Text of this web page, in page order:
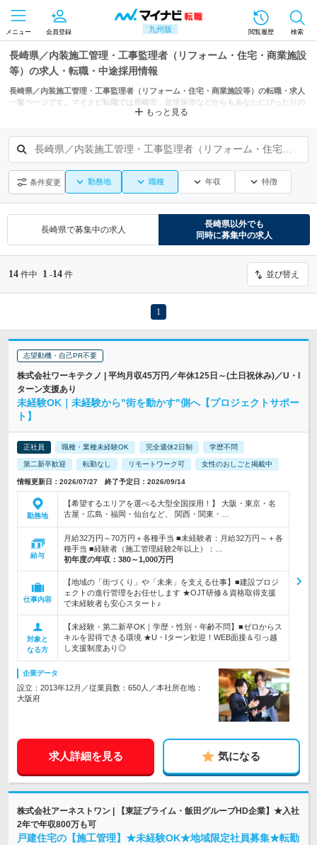
九州版
メニュー 会員登録 閲覧履歴 検索
長崎県／内装施工管理・工事監理者（リフォーム・住宅・商業施設
等）の求人・転職・中途採用情報
長崎県／内装施工管理・工事監理者（リフォーム・住宅・商業施設等）の転職・求人
一覧ページです。マイナビ転職では長崎市、佐世保市などからもあなたにぴったりの
もっと見る
長崎県／内装施工管理・工事監理者（リフォーム・住宅・商業施設等）
条件変更 勤務地 職種 年収 特徴
長崎県で募集中の求人
長崎県以外でも
同時に募集中の求人
14 件中 1 -14 件 並び替え
1
志望動機・自己PR不要
株式会社ワーキテクノ | 平均月収45万円／年休125日～(土日祝休み)／U・I
ターン支援あり
未経験OK｜未経験から"街を動かす"側へ【プロジェクトサポー
ト】
正社員 職種・業種未経験OK 完全週休2日制 学歴不問
第二新卒歓迎 転勤なし リモートワーク可 女性のおしごと掲載中
情報更新日：2026/07/27 終了予定日：2026/09/14
勤務地
【希望するエリアを選べる大型全国採用！】 大阪・東京・名
古屋・広島・福岡・仙台など、 関西・関東・…
給与
月給32万円～70万円＋各種手当 ■未経験者：月給32万円～＋各
種手当 ■経験者（施工管理経験2年以上）：…
初年度の年収： 380～1,000万円
仕事内容
【地域の「街づくり」や「未来」を支える仕事】■建設プロジ
ェクトの進行管理をお任せします ★OJT研修＆資格取得支援
で未経験者も安心スタート♪
対象と
なる方
【未経験・第二新卒OK｜学歴・性別・年齢不問】■ゼロからス
キルを習得できる環境 ★U・Iターン歓迎！WEB面接＆引っ越
し支援制度あり◎
企業データ
設立：2013年12月／従業員数：650人／本社所在地：
大阪府
求人詳細を見る 気になる
株式会社アーネストワン | 【東証プライム・飯田グループHD企業】★入社
2年で年収800万も可
戸建住宅の【施工管理】★未経験OK★地域限定社員募集★転勤